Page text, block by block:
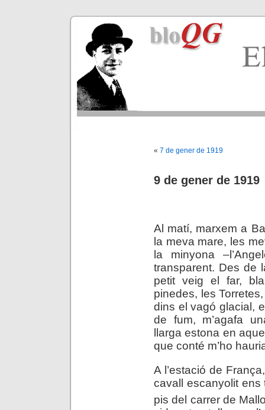
« 7 de gener de 1919
9 de gener de 1919
Al matí, marxem a
la meva mare, les
la minyona
transparent. Des de
petit veig el far,
pinedes, les
dins el vagó glacial,
de fum, m’agafa
llarga estona en
que conté m’ho
A l’estació de
cavall escanyolit ens
pis del carrer de